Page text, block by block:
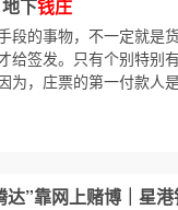
下钱庄
段的事物，不一定就是
给签发。只有个别特别
为，庄票的第一付款人
”靠网上赌博｜星